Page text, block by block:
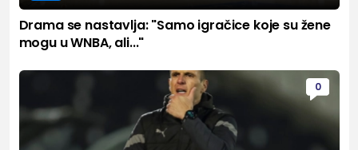
Drama se nastavlja: "Samo igračice koje su žene
mogu u WNBA, ali..."
0